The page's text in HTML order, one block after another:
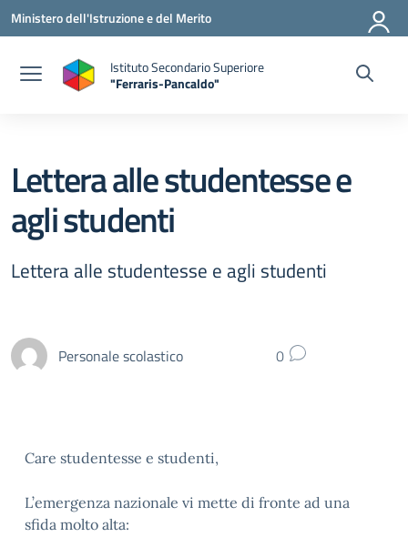
Vai ai contenuti
Vai al menu di navigazione
Vai al footer
Ministero dell'Istruzione e del Merito
Istituto Secondario Superiore
"Ferraris-Pancaldo"
Lettera alle studentesse e
agli studenti
Lettera alle studentesse e agli studenti
Personale scolastico 0
Care studentesse e studenti,
​L’emergenza nazionale vi mette di fronte ad una
sfida molto alta: